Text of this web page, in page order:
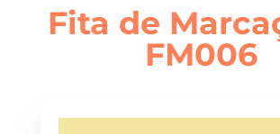
Fita de
FM006